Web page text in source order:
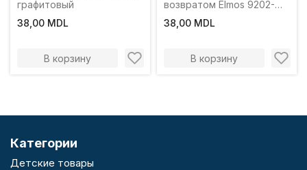
графитовый
38,00 MDL
В корзину
возвратом Elmos 9202-
графитовый
38,00 MDL
В корзину
Категории
Детские товары